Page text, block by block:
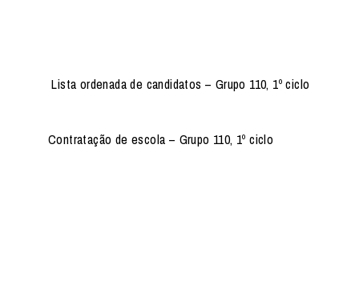
Lista ordenada de candidatos – Grupo 110, 1º ciclo
Contratação de escola – Grupo 110, 1º ciclo